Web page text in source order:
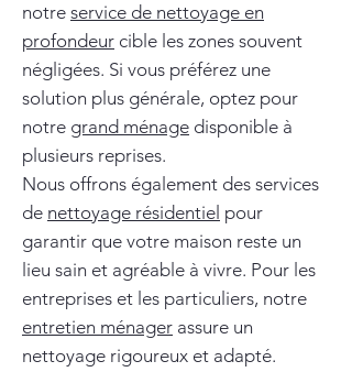
notre service de nettoyage en
profondeur cible les zones souvent
négligées. Si vous préférez une
solution plus générale, optez pour
notre grand ménage disponible à
plusieurs reprises.
Nous offrons également des services
de nettoyage résidentiel pour
garantir que votre maison reste un
lieu sain et agréable à vivre. Pour les
entreprises et les particuliers, notre
entretien ménager assure un
nettoyage rigoureux et adapté.